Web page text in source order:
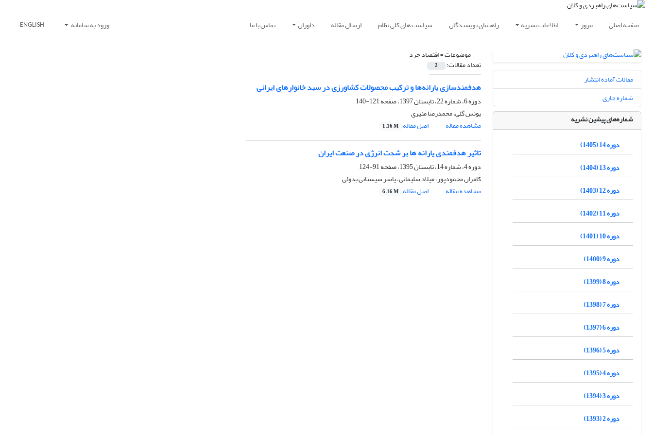
صفحه اصلی مرور اطلاعات نشریه راهنمای نویسندگان سیاست های کلی نظام ارسال مقاله داوران تماس با ما ورود به سامانه ENGLISH
موضوعات =اقتصاد خرد
تعداد مقالات: 2
هدفمندسازی یارانه‌ها و ترکیب محصولات کشاورزی در سبد خانوارهای ایرانی
دوره 6، شماره 22، تابستان 1397، صفحه
121-140
یونس گلی، محمدرضا منیری
مشاهده مقاله
اصل مقاله 1.16 M
تاثیر هدفمندی یارانه ها بر شدت انرژی در صنعت ایران
دوره 4، شماره 14، تابستان 1395، صفحه
91-124
کامران محمودپور، میلاد سلیمانی، یاسر سیستانی بدوئی
مشاهده مقاله
اصل مقاله 6.16 M
مقالات آماده انتشار
شماره جاری
شماره‌های پیشین نشریه
دوره 14 (1405)
دوره 13 (1404)
دوره 12 (1403)
دوره 11 (1402)
دوره 10 (1401)
دوره 9 (1400)
دوره 8 (1399)
دوره 7 (1398)
دوره 6 (1397)
دوره 5 (1396)
دوره 4 (1395)
دوره 3 (1394)
دوره 2 (1393)